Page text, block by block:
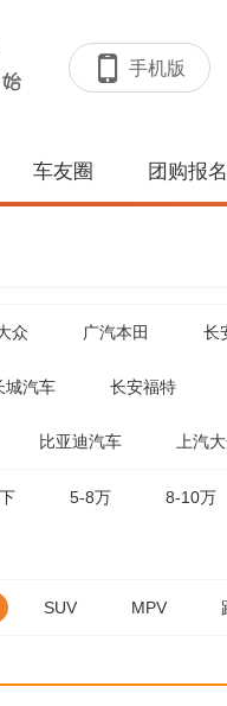
手机版
车友圈 团购报名
众 广汽本田 长
城汽车 长安福特
比亚迪汽车 上汽
5-8万 8-10万
SUV MPV